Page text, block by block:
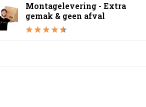
Montagelevering - Extra
gemak & geen afval